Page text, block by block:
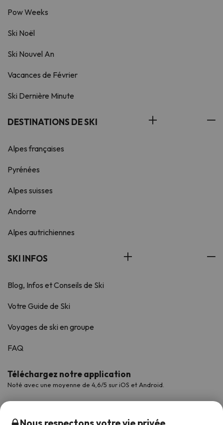
Pow Weeks
Ski Noël
Ski Nouvel An
Vacances de Février
Ski Dernière Minute
DESTINATIONS DE SKI
Alpes françaises
Pyrénées
Alpes suisses
Andorre
Alpes autrichiennes
SKI INFOS
Blog, Infos et Conseils de Ski
Votre Guide de Ski
Voyages de ski en groupe
FAQ
Téléchargez notre application
Noté avec une moyenne de 4,6/5 sur iOS et Android.